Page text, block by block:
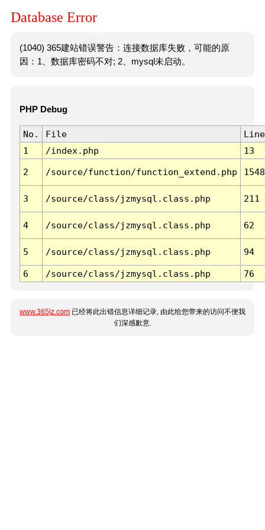
Database Error
(1040) 365建站错误警告：连接数据库失败，可能的原
因：1、数据库密码不对; 2、mysql未启动。
PHP Debug
No. File
Line
1
/index.php 13
2 /source/function/function_extend.php 1548
3 /source/class/jzmysql.class.php 211
4 /source/class/jzmysql.class.php 62
5 /source/class/jzmysql.class.php 94
6 /source/class/jzmysql.class.php 76
www.365jz.com 已经将此出错信息详细记录, 由此给您带来的访问不便我
们深感歉意.